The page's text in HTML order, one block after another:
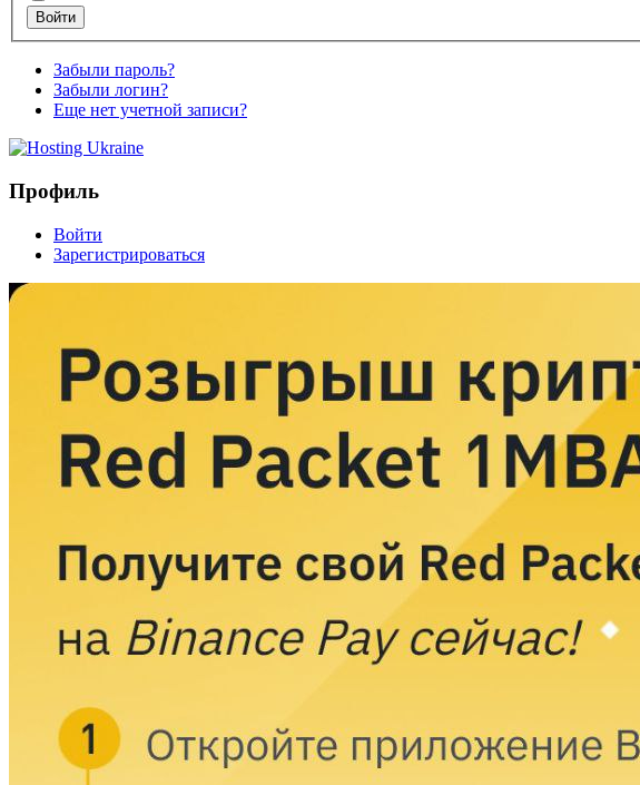
Войти
Забыли пароль?
Забыли логин?
Еще нет учетной записи?
Профиль
Войти
Зарегистрироваться